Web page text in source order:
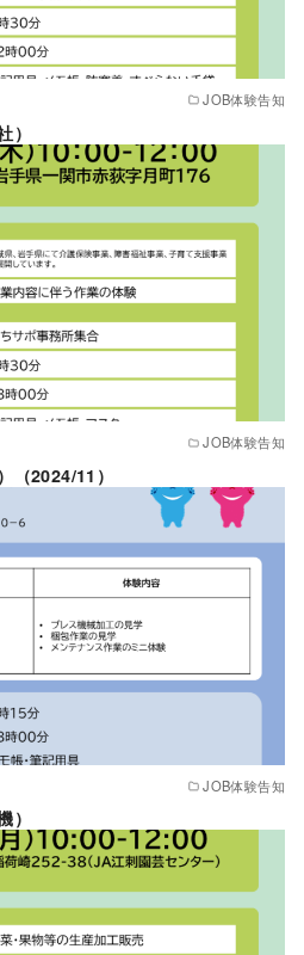
JOB体験告知
）
JOB体験告知
（2024/11）
JOB体験告知
）